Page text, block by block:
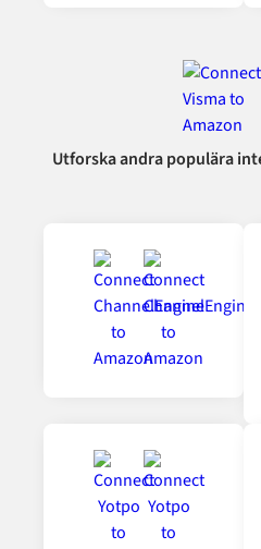
Utforska andra populära